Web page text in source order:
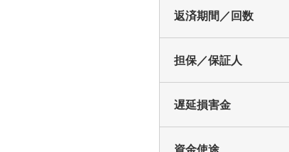
返済期間／回数
担保／保証人
遅延損害金
資金使途